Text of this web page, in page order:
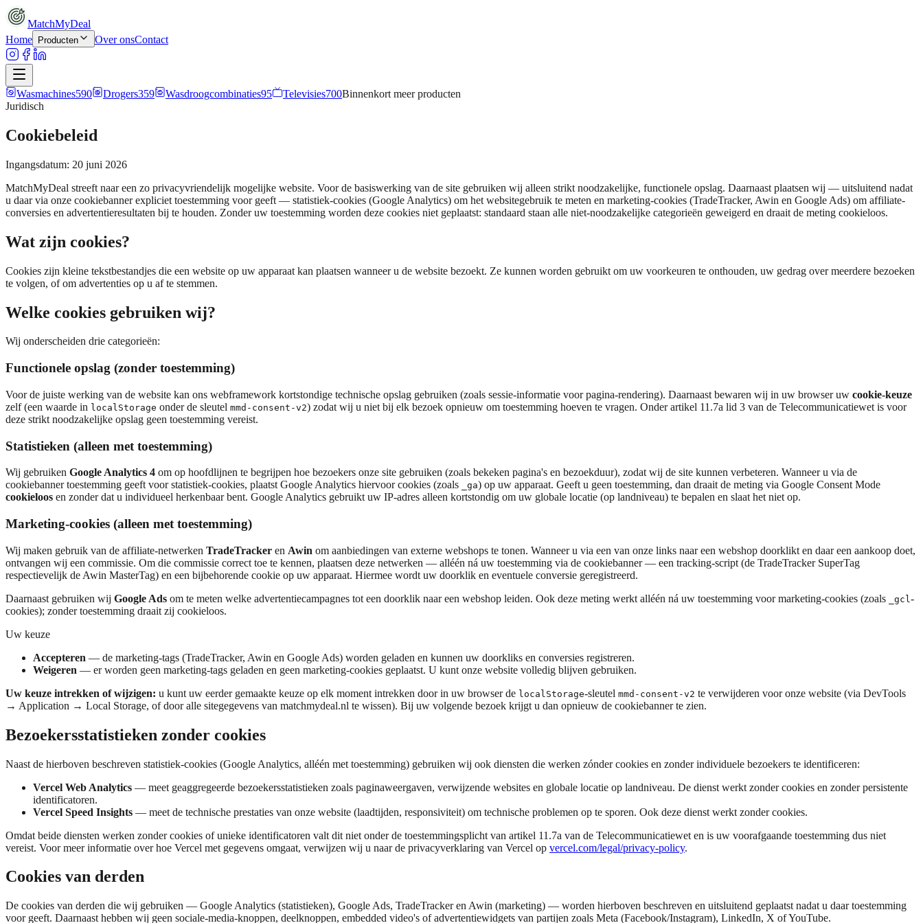
MatchMyDeal
Home
Producten Over onsContact
Wasmachines590 Drogers359 Wasdroogcombinaties95 Televisies700Binnenkort meerproducten
Juridisch
Cookiebeleid
Ingangsdatum: 20 juni 2026
MatchMyDeal streeft naar een zo privacyvriendelijk mogelijke website. Voor de basiswerking van de site gebruiken wij alleen strikt noodzakelijke, functionele opslag. Daarnaast plaatsen wij — uitsluitend nadat
u daar via onze cookiebanner expliciet toestemming voor geeft — statistiek-cookies (Google Analytics) om het websitegebruik te meten en marketing-cookies (TradeTracker, Awin en Google Ads) om affiliate-
conversies en advertentieresultaten bij te houden. Zonder uw toestemming worden deze cookies niet geplaatst: standaard staan alle niet-noodzakelijke categorieën geweigerd en draait de meting cookieloos.
Wat zijn cookies?
Cookies zijn kleine tekstbestandjes die een website op uw apparaat kan plaatsen wanneer u de website bezoekt. Ze kunnen worden gebruikt om uw voorkeuren te onthouden, uw gedrag over meerdere bezoeken
te volgen, of om advertenties op u af te stemmen.
Welke cookies gebruiken wij?
Wij onderscheiden drie categorieën:
Functionele opslag (zonder toestemming)
Voor de juiste werking van de website kan ons webframework kortstondige technische opslag gebruiken (zoals sessie-informatie voor pagina-rendering). Daarnaast bewaren wij in uw browser uw cookie-keuze
zelf (een waarde in localStorage onder de sleutel mmd-consent-v2) zodat wij u niet bij elk bezoek opnieuw om toestemming hoeven te vragen. Onder artikel 11.7a lid 3 van de Telecommunicatiewet is voor
deze strikt noodzakelijke opslag geen toestemming vereist.
Statistieken (alleen met toestemming)
Wij gebruiken Google Analytics 4 om op hoofdlijnen te begrijpen hoe bezoekers onze site gebruiken (zoals bekeken pagina's en bezoekduur), zodat wij de site kunnen verbeteren. Wanneer u via de
cookiebanner toestemming geeft voor statistiek-cookies, plaatst Google Analytics hiervoor cookies (zoals
_ga) op uw apparaat. Geeft u geen toestemming, dan draait de meting via Google Consent Mode
cookieloos en zonder dat u individueel herkenbaar bent. Google Analytics gebruikt uw IP-adres alleen kortstondig om uw globale locatie (op landniveau) te bepalen en slaat het niet op.
Marketing-cookies (alleen met toestemming)
Wij maken gebruik van de affiliate-netwerken TradeTracker en Awin om aanbiedingen van externe webshops te tonen. Wanneer u via een van onze links naar een webshop doorklikt en daar een aankoop doet,
ontvangen wij een commissie. Om die commissie correct toe te kennen, plaatsen deze netwerken — alléén ná uw toestemming via de cookiebanner — een tracking-script (de TradeTracker SuperTag
respectievelijk de Awin MasterTag) en een bijbehorende cookie op uw apparaat. Hiermee wordt uw doorklik en eventuele conversie geregistreerd.
Daarnaast gebruiken wij Google Ads om te meten welke advertentiecampagnes tot een doorklik naar een webshop leiden. Ook deze meting werkt alléén ná uw toestemming voor marketing-cookies (zoals _gcl -
cookies); zonder toestemming draait zij cookieloos.
Uw keuze
Accepteren — de marketing-tags (TradeTracker, Awin en Google Ads) worden geladen en kunnen uw doorkliks en conversies registreren.
Weigeren — er worden geen marketing-tags geladen en geen marketing-cookies geplaatst. U kunt onze website volledig blijven gebruiken.
Uw keuze intrekken of wijzigen: u kunt uw eerder gemaakte keuze op elk moment intrekken door in uw browser de localStorage-sleutel mmd-consent-v2 te verwijderen voor onze website (via DevTools
→ Application → Local Storage, of door alle sitegegevens van matchmydeal.nl te wissen). Bij uw volgende bezoek krijgt u dan opnieuw de cookiebanner te zien.
Bezoekersstatistieken zonder cookies
Naast de hierboven beschreven statistiek-cookies (Google Analytics, alléén met toestemming) gebruiken wij ook diensten die werken zónder cookies en zonder individuele bezoekers te identificeren:
Vercel Web Analytics — meet geaggregeerde bezoekersstatistieken zoals paginaweergaven, verwijzende websites en globale locatie op landniveau. De dienst werkt zonder cookies en zonder persistente
identificatoren.
Vercel Speed Insights — meet de technische prestaties van onze website (laadtijden, responsiviteit) om technische problemen op te sporen. Ook deze dienst werkt zonder cookies.
Omdat beide diensten werken zonder cookies of unieke identificatoren valt dit niet onder de toestemmingsplicht van artikel 11.7a van de Telecommunicatiewet en is uw voorafgaande toestemming dus niet
vereist. Voor meer informatie over hoe Vercel met gegevens omgaat, verwijzen wij u naar de privacyverklaring van Vercel op vercel.com/legal/privacy-policy.
Cookies van derden
De cookies van derden die wij gebruiken — Google Analytics (statistieken), Google Ads, TradeTracker en Awin (marketing) — worden hierboven beschreven en uitsluitend geplaatst nadat u daar toestemming
voor geeft. Daarnaast hebben wij geen sociale-media-knoppen, deelknoppen, embedded video's of advertentiewidgets van partijen zoals Meta (Facebook/Instagram), LinkedIn, X of YouTube.